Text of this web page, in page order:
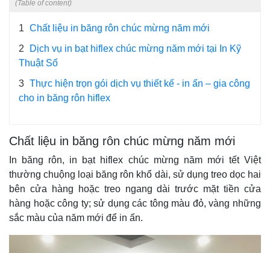
(Table of content)
1 Chất liệu in băng rôn chúc mừng năm mới
2
Dịch vụ in bạt hiflex chúc mừng năm mới tại In Kỹ
Thuật Số
3 Thực hiện trọn gói dịch vụ thiết kế - in ấn – gia công
cho in băng rôn hiflex
Chất liệu in băng rôn chúc mừng năm mới
In băng rôn, in bạt hiflex chúc mừng năm mới tết Việt
thường chuộng loại băng rôn khổ dài, sử dụng treo dọc hai
bên cửa hàng hoặc treo ngang dài trước mặt tiền cửa
hàng hoặc công ty; sử dụng các tông màu đỏ, vàng những
sắc màu của năm mới để in ấn.